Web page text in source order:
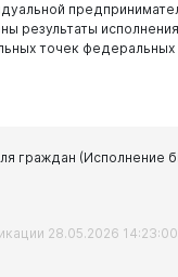
результаты
точек
граждан (Исполнение
28.05.2026 14:23:00